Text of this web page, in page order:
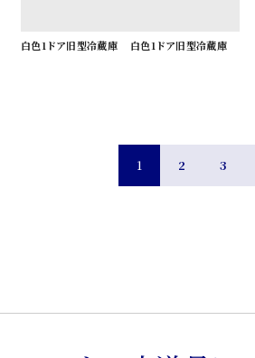
白色1ドア旧型冷蔵庫 白色1ドア旧型冷蔵庫
1 2 3